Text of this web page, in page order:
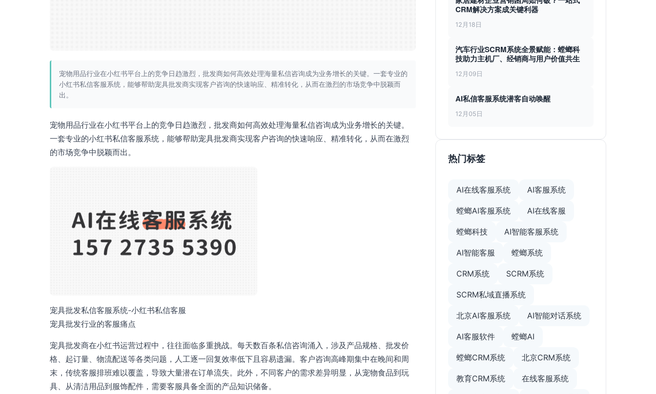
宠物用品行业在小红书平台上的竞争日趋激烈，批发商如何高效处理海量私信咨询成为业务增长的关键。一套专业的
小红书私信客服系统，能够帮助宠具批发商实现客户咨询的快速响应、精准转化，从而在激烈的市场竞争中脱颖而
出。
宠物用品行业在小红书平台上的竞争日趋激烈，批发商如何高效处理海量私信咨询成为业务增长的关键。
一套专业的小红书私信客服系统，能够帮助宠具批发商实现客户咨询的快速响应、精准转化，从而在激烈
的市场竞争中脱颖而出。
宠具批发私信客服系统-小红书私信客服
宠具批发行业的客服痛点
宠具批发商在小红书运营过程中，往往面临多重挑战。每天数百条私信咨询涌入，涉及产品规格、批发价
格、起订量、物流配送等各类问题，人工逐一回复效率低下且容易遗漏。客户咨询高峰期集中在晚间和周
末，传统客服排班难以覆盖，导致大量潜在订单流失。此外，不同客户的需求差异明显，从宠物食品到玩
具、从清洁用品到服饰配件，需要客服具备全面的产品知识储备。
CRM解决方案成关键利器
12月18日
汽车行业SCRM系统全景赋能：螳螂科
技助力主机厂、经销商与用户价值共生
12月09日
AI私信客服系统潜客自动唤醒
12月05日
热门标签
AI在线客服系统 AI客服系统
螳螂AI客服系统 AI在线客服
螳螂科技 AI智能客服系统
AI智能客服 螳螂系统
CRM系统 SCRM系统
SCRM私域直播系统
北京AI客服系统 AI智能对话系统
AI客服软件 螳螂AI
螳螂CRM系统 北京CRM系统
教育CRM系统 在线客服系统